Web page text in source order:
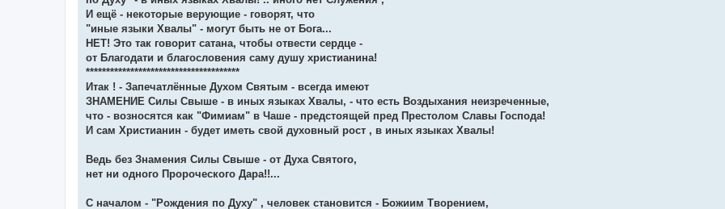
И ещё - некоторые верующие - говорят, что
"иные языки Хвалы" - могут быть не от Бога...
НЕТ! Это так говорит сатана, чтобы отвести сердце -
от Благодати и благословения саму душу христианина!
**************************************
Итак ! - Запечатлённые Духом Святым - всегда имеют
ЗНАМЕНИЕ Силы Свыше - в иных языках Хвалы, - что есть Воздыхания неизреченные,
что - возносятся как "Фимиам" в Чаше - предстоящей пред Престолом Славы Господа!
И сам Христианин - будет иметь свой духовный рост , в иных языках Хвалы!
Ведь без Знамения Силы Свыше - от Духа Святого,
нет ни одного Пророческого Дара!!...
С началом - "Рождения по Духу" , человек становится - Божиим Творением,